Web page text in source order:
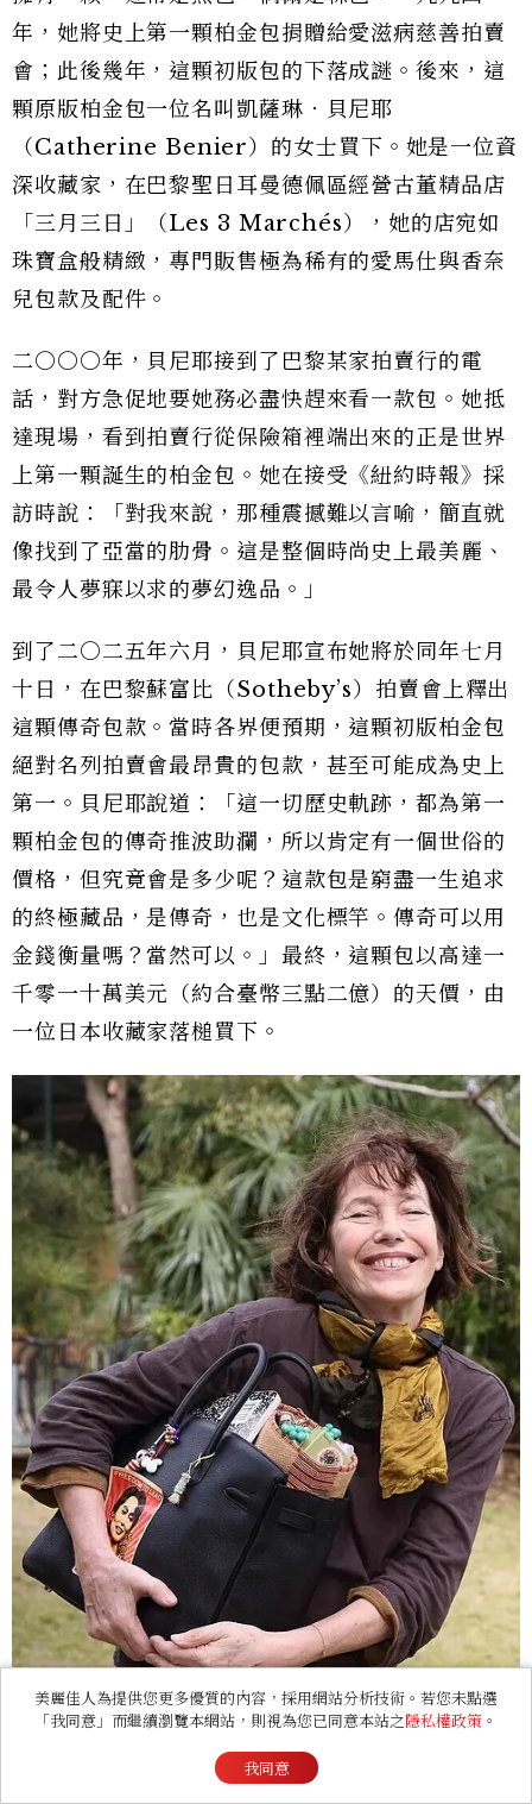
年，她將史上第一顆柏金包捐贈給愛滋病慈善拍賣
會；此後幾年，這顆初版包的下落成謎。後來，這
顆原版柏金包一位名叫凱薩琳．貝尼耶
（Catherine Benier）的女士買下。她是一位資
深收藏家，在巴黎聖日耳曼德佩區經營古董精品店
「三月三日」（Les 3 Marchés），她的店宛如
珠寶盒般精緻，專門販售極為稀有的愛馬仕與香奈
兒包款及配件。
二○○○年，貝尼耶接到了巴黎某家拍賣行的電
話，對方急促地要她務必盡快趕來看一款包。她抵
達現場，看到拍賣行從保險箱裡端出來的正是世界
上第一顆誕生的柏金包。她在接受《紐約時報》採
訪時說：「對我來說，那種震撼難以言喻，簡直就
像找到了亞當的肋骨。這是整個時尚史上最美麗、
最令人夢寐以求的夢幻逸品。」
到了二○二五年六月，貝尼耶宣布她將於同年七月
十日，在巴黎蘇富比（Sotheby’s）拍賣會上釋出
這顆傳奇包款。當時各界便預期，這顆初版柏金包
絕對名列拍賣會最昂貴的包款，甚至可能成為史上
第一。貝尼耶說道：「這一切歷史軌跡，都為第一
顆柏金包的傳奇推波助瀾，所以肯定有一個世俗的
價格，但究竟會是多少呢？這款包是窮盡一生追求
的終極藏品，是傳奇，也是文化標竿。傳奇可以用
金錢衡量嗎？當然可以。」最終，這顆包以高達一
千零一十萬美元（約合臺幣三點二億）的天價，由
一位日本收藏家落槌買下。
美麗佳人為提供您更多優質的內容，採用網站分析技術。若您未點選
「我同意」而繼續瀏覽本網站，則視為您已同意本站之隱私權政策 。
我同意